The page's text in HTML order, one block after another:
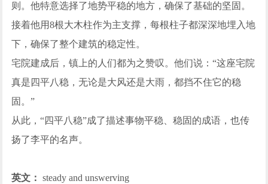
则。他特意选择了地势平稳的地方，确保了基础的坚固。
接着他用8根大木柱作为主支撑，每根柱子都深深地埋入地
下，确保了整个建筑的稳定性。
宅院建成后，镇上的人们都为之赞叹。他们说：“这座宅院
真是四平八稳，无论是大风还是大雨，都挡不住它的稳
固。”
从此，“四平八稳”成了描述事物平稳、稳固的成语，也传
扬了李平的名声。
英文： steady and unswerving